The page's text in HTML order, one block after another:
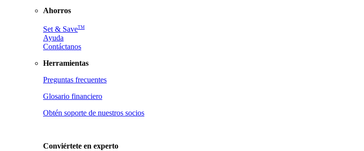
Ahorros
Set & SaveTM
Ayuda
Contáctanos
Herramientas
Preguntas frecuentes
Glosario financiero
Obtén soporte de nuestros socios
Conviértete en experto